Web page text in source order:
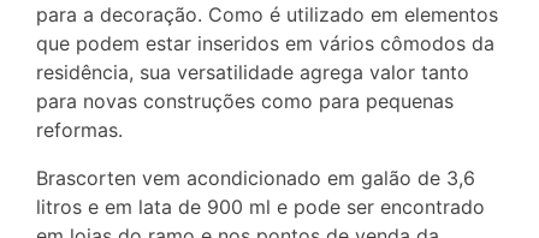
para a decoração. Como é utilizado em elementos
que podem estar inseridos em vários cômodos da
residência, sua versatilidade agrega valor tanto
para novas construções como para pequenas
reformas.
Brascorten vem acondicionado em galão de 3,6
litros e em lata de 900 ml e pode ser encontrado